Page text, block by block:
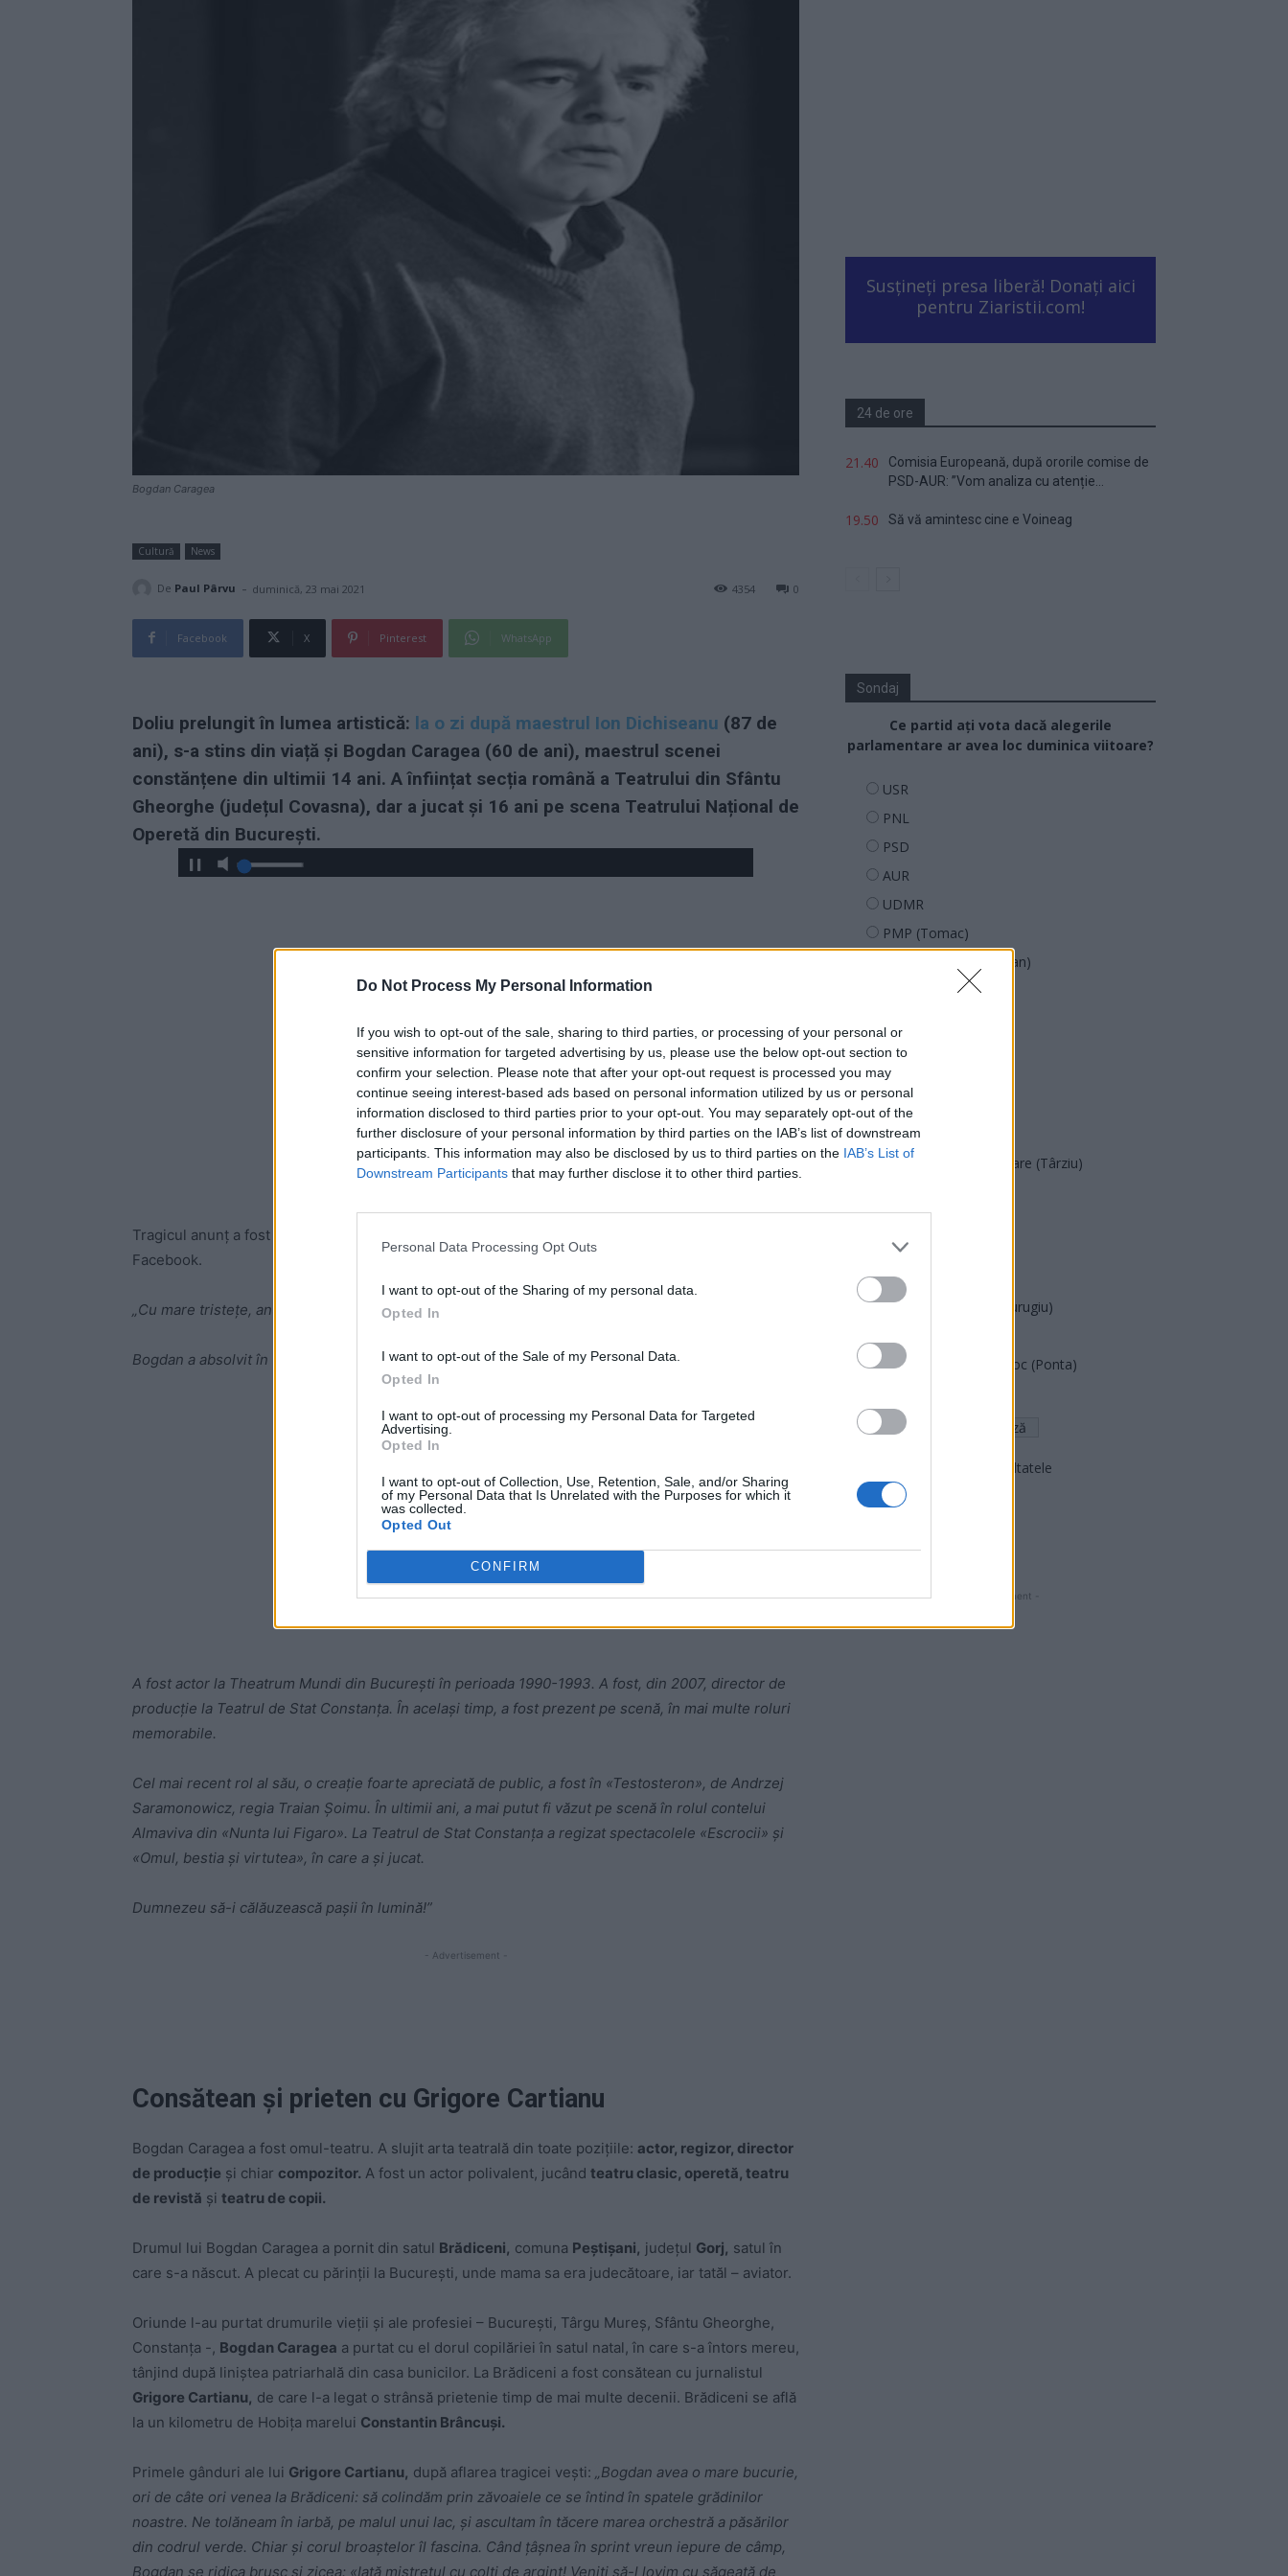
Do Not Process My Personal Information
If you wish to opt-out of the sale, sharing to third parties, or processing of your personal or
sensitive information for targeted advertising by us, please use the below opt-out section to
confirm your selection. Please note that after your opt-out request is processed you may
continue seeing interest-based ads based on personal information utilized by us or personal
information disclosed to third parties prior to your opt-out. You may separately opt-out of the
further disclosure of your personal information by third parties on the IAB’s list of downstream
participants. This information may also be disclosed by us to third parties on the IAB’s List of
Downstream Participants that may further disclose it to other third parties.
Personal Data Processing Opt Outs
I want to opt-out of the Sharing of my personal data.
Opted In
I want to opt-out of the Sale of my Personal Data.
Opted In
I want to opt-out of processing my Personal Data for Targeted
Advertising.
Opted In
I want to opt-out of Collection, Use, Retention, Sale, and/or Sharing
of my Personal Data that Is Unrelated with the Purposes for which it
was collected.
Opted Out
CONFIRM
Bogdan Caragea
Cultură News
De Paul Pârvu - duminică, 23 mai 2021 0
4354
Facebook X Pinterest WhatsApp
Doliu prelungit în lumea artistică: la o zi după maestrul Ion Dichiseanu (87 de
ani), s-a stins din viață și Bogdan Caragea (60 de ani), maestrul scenei
constănțene din ultimii 14 ani. Aînființat secția română a Teatrului din Sfântu
Gheorghe (județul Covasna), dar a jucat și 16 ani pe scena Teatrului Național de
Operetă din București.
Tragicul anunț a fost făcut vineri, 21 mai, ora 19.55, de
Facebook.
„Cu mare tristețe, anunțăm că astăzi s-a stins din viață colegul nostru, actorul Bogdan Caragea.
Bogdan a absolvit în 1987 Institutul de Teatru din Târgu Mureș.
A fost actor la Theatrum Mundi din București în perioada 1990-1993. A fost, din 2007, director de
producție la Teatrul de Stat Constanța. În același timp, a fost prezent pe scenă, în mai multe roluri
memorabile.
Cel mai recent rol al său, o creaţie foarte apreciată de public, a fost în «Testosteron», de Andrzej
Saramonowicz, regia Traian Şoimu. În ultimii ani, a mai putut fi văzut pe scenă în rolul contelui
Almaviva din «Nunta lui Figaro». La Teatrul de Stat Constanţa a regizat spectacolele «Escrocii» şi
«Omul, bestia şi virtutea», în care a şi jucat.
Dumnezeu să-i călăuzească pașii în lumină!”
- Advertisement -
Consătean și prieten cu Grigore Cartianu
Bogdan Caragea a fost omul-teatru. A slujit arta teatrală din toate pozițiile: actor, regizor, director
de producție și chiar compozitor. A fost un actor polivalent, jucând teatru clasic, operetă, teatru
de revistă și teatru de copii.
Drumul lui Bogdan Caragea a pornit din satul Brădiceni, comuna Peștișani, județul Gorj, satul în
care s-a născut. A plecat cu părinții la București, unde mama sa era judecătoare, iar tatăl – aviator.
Oriunde l-au purtat drumurile vieții și ale profesiei – București, Târgu Mureș, Sfântu Gheorghe,
Constanța -, Bogdan Caragea a purtat cu el dorul copilăriei în satul natal, în care s-a întors mereu,
tânjind după liniștea patriarhală din casa bunicilor. La Brădiceni a fost consătean cu jurnalistul
Grigore Cartianu, de care l-a legat o strânsă prietenie timp de mai multe decenii. Brădiceni se află
la un kilometru de Hobița marelui Constantin Brâncuși.
Primele gânduri ale lui Grigore Cartianu, după aflarea tragicei vești: „Bogdan avea o mare bucurie,
ori de câte ori venea la Brădiceni: să colindăm prin zăvoaiele ce se întind în spatele grădinilor
noastre. Ne tolăneam în iarbă, pe malul unui lac, și ascultam în tăcere marea orchestră a păsărilor
din codrul verde. Chiar și corul broaștelor îl fascina. Când țâșnea în sprint vreun iepure de câmp,
Bogdan se ridica brusc și zicea: «Iată mistrețul cu colți de argint! Veniți să-l lovim cu săgeată de
Susțineți presa liberă! Donați aici
pentru Ziaristii.com!
24 de ore
21.40
Comisia Europeană, după ororile comise de
PSD-AUR: ”Vom analiza cu atenție...
19.50 Să vă amintesc cine e Voineag
Sondaj
Ce partid ați vota dacă alegerile
parlamentare ar avea loc duminica viitoare?
USR
PNL
PSD
AUR
UDMR
PMP (Tomac)
Forța Dreptei (L. Orban)
SENS
SOS (Șoșoacă)
POT (Gavrilă)
PACE (Peia)
Acțiunea Conservatoare (Târziu)
PNȚCD (Pavelescu)
PNCR (Terheș)
Partidul Patrioților (Surugiu)
România pe Primul Loc (Ponta)
Arată rezultatele
Arhiva sondajelor
- Advertisment -